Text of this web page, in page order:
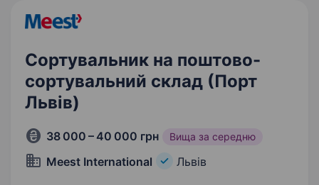
Сортувальник на поштово-
сортувальний склад (Порт
Львів)
38 000 – 40 000 грн Вища за середню
Meest International Львів